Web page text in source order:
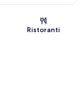
Ristoranti